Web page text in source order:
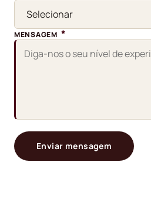
MENSAGEM *
Enviar mensagem